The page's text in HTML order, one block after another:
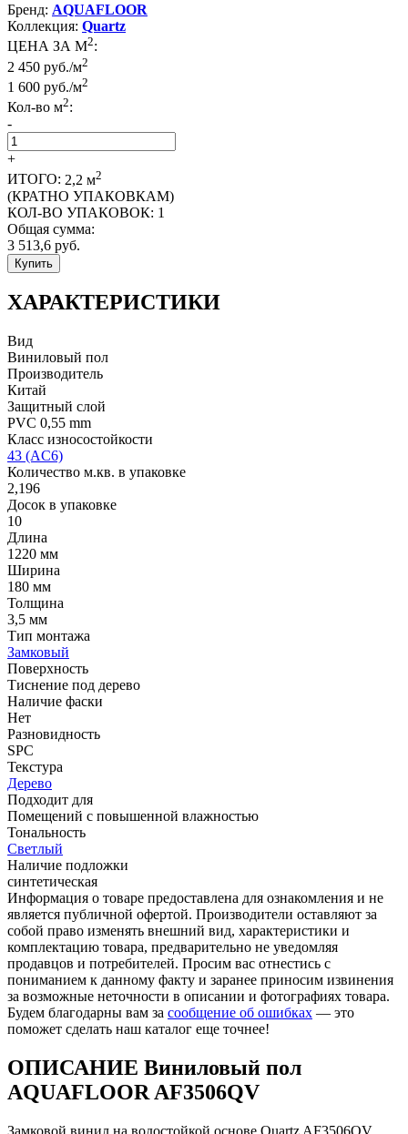
Бренд: AQUAFLOOR
Коллекция: Quartz
ЦЕНА ЗА М2:
2 450 руб./м2
1 600 руб./м2
Кол-во м2:
-
+
ИТОГО: 2,2 м2
(КРАТНО УПАКОВКАМ)
КОЛ-ВО УПАКОВОК: 1
Общая сумма:
3 513,6 руб.
Купить
ХАРАКТЕРИСТИКИ
Вид
Виниловый пол
Производитель
Китай
Защитный слой
PVC 0,55 mm
Класс износостойкости
43 (AC6)
Количество м.кв. в упаковке
2,196
Досок в упаковке
10
Длина
1220 мм
Ширина
180 мм
Толщина
3,5 мм
Тип монтажа
Замковый
Поверхность
Тиснение под дерево
Наличие фаски
Нет
Разновидность
SPC
Текстура
Дерево
Подходит для
Помещений с повышенной влажностью
Тональность
Светлый
Наличие подложки
синтетическая
Информация о товаре предоставлена для ознакомления и не
является публичной офертой. Производители оставляют за
собой право изменять внешний вид, характеристики и
комплектацию товара, предварительно не уведомляя
продавцов и потребителей. Просим вас отнестись с
пониманием к данному факту и заранее приносим извинения
за возможные неточности в описании и фотографиях товара.
Будем благодарны вам за сообщение об ошибках — это
поможет сделать наш каталог еще точнее!
ОПИСАНИЕ Виниловый пол
AQUAFLOOR AF3506QV